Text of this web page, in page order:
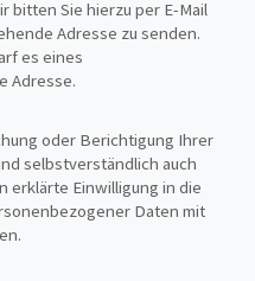
bitten Sie hierzu per E-Mail
Adresse zu senden.
es eines
Adresse.
oder Berichtigung Ihrer
selbstverständlich auch
erklärte Einwilligung in die
Daten mit